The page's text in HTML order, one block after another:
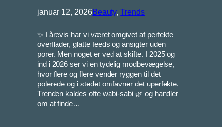
januar 12, 2026Beauty, Trends
✨ I årevis har vi været omgivet af perfekte
overflader, glatte feeds og ansigter uden
porer. Men noget er ved at skifte. I 2025 og
ind i 2026 ser vi en tydelig modbevægelse,
hvor flere og flere vender ryggen til det
polerede og i stedet omfavner det uperfekte.
Trenden kaldes ofte wabi-sabi 🌿 og handler
om at finde…